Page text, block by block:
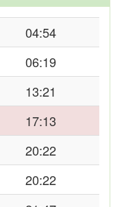
04:54
06:19
13:21
17:13
20:22
20:22